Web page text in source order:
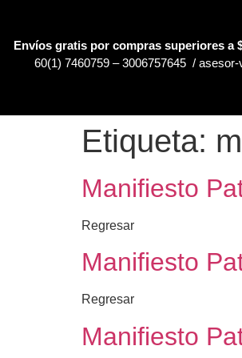
Envíos gratis por compras superiores a
60(1) 7460759 – 3006757645 /
Etiqueta:
Manifiesto
Regresar
Manifiesto
Regresar
Manifiesto